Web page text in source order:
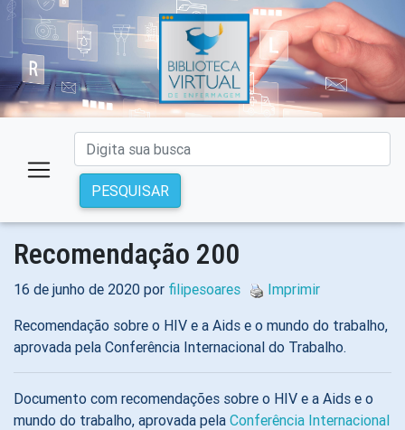
PESQUISAR
Recomendação 200
16 de junho de 2020 por filipesoares
Imprimir
Recomendação sobre o HIV e a Aids e o mundo do trabalho,
aprovada pela Conferência Internacional do Trabalho.
Documento com recomendações sobre o HIV e a Aids e o
mundo do trabalho, aprovada pela Conferência Internacional